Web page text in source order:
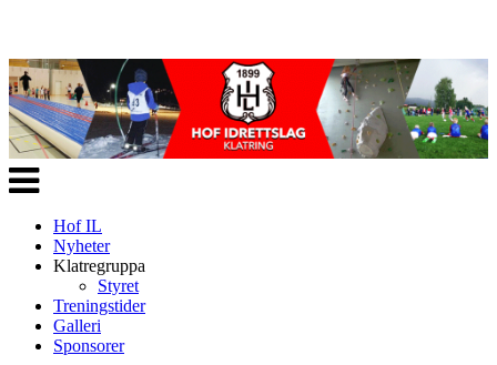
Veksle
navigasjon
Hof IL
Nyheter
Klatregruppa
Styret
Treningstider
Galleri
Sponsorer